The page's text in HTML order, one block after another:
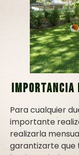
Importancia
Para cualquier
importante
realizarla
garantizarte que